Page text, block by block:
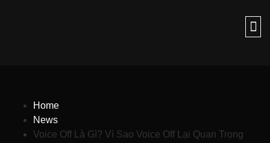
Home
News
Voice Off Là Gì? Vì Sao Voice Off Lại Quan Trọng